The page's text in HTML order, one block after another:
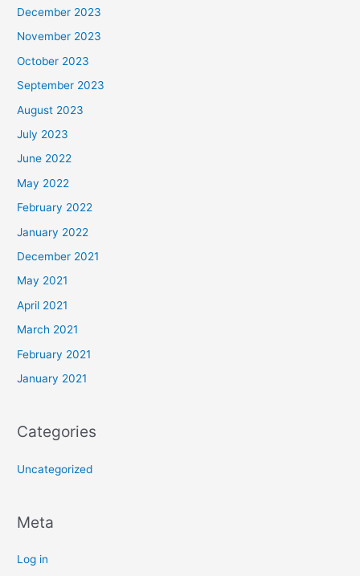
December 2023
November 2023
October 2023
September 2023
August 2023
July 2023
June 2022
May 2022
February 2022
January 2022
December 2021
May 2021
April 2021
March 2021
February 2021
January 2021
Categories
Uncategorized
Meta
Log in